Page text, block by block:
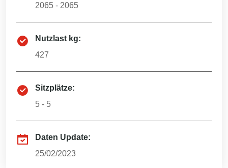
2065 - 2065
Nutzlast kg:
427
Sitzplätze:
5 - 5
Daten Update:
25/02/2023